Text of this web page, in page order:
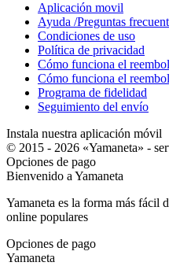
Aplicación movil
Ayuda /Preguntas
Condiciones de uso
Política de privacidad
Cómo funciona el
Cómo funciona el
Programa de fidelidad
Seguimiento del envío
Instala nuestra aplicación móvil
© 2015 - 2026 «Yamaneta» -
Opciones de pago
Bienvenido a Yamaneta
Yamaneta es la forma más fácil
online populares
Opciones de pago
Yamaneta